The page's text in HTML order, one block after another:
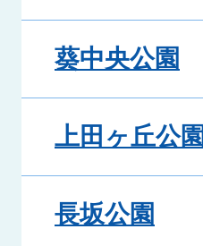
葵中央公園
上田ヶ丘公園
長坂公園